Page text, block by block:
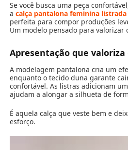
Se você busca uma peça
a calça pantalona feminina
perfeita para compor produções
Um modelo pensado para valorizar
Apresentação que
A modelagem pantalona cria um
enquanto o tecido duna garante
confortável. As listras adicionam
ajudam a alongar a silhueta de
É aquela calça que veste bem e
esforço.